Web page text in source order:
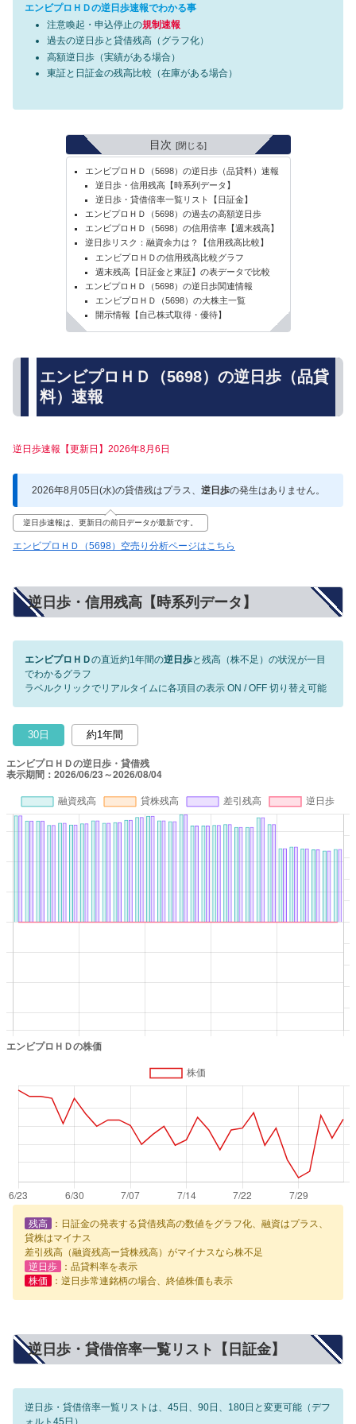
エンビプロＨＤの逆日歩速報でわかる事
注意喚起・申込停止の規制速報
過去の逆日歩と貸借残高（グラフ化）
高額逆日歩（実績がある場合）
東証と日証金の残高比較（在庫がある場合）
目次
エンビプロＨＤ（5698）の逆日歩（品貸料）速報
逆日歩・信用残高【時系列データ】
逆日歩・貸借倍率一覧リスト【日証金】
エンビプロＨＤ（5698）の過去の高額逆日歩
エンビプロＨＤ（5698）の信用倍率【週末残高】
逆日歩リスク：融資余力は？【信用残高比較】
エンビプロＨＤの信用残高比較グラフ
週末残高【日証金と東証】の表データで比較
エンビプロＨＤ（5698）の逆日歩関連情報
エンビプロＨＤ（5698）の大株主一覧
開示情報【自己株式取得・優待】
エンビプロＨＤ（5698）の逆日歩（品貸
料）速報
逆日歩速報【更新日】2026年8月6日
2026年8月05日(水)の貸借残はプラス、 逆日歩の発生はありません。
逆日歩速報は、更新日の前日データが最新です。
エンビプロＨＤ（5698）空売り分析ページはこちら
逆日歩・信用残高【時系列データ】
エンビプロＨＤの直近約1年間の逆日歩と残高（株不足）の状況が一目
でわかるグラフ
ラベルクリックでリアルタイムに各項目の表示 ON / OFF 切り替え可能
30日 約1年間
残高
：日証金の発表する貸借残高の数値をグラフ化、融資はプラス、
貸株はマイナス
差引残高（融資残高ー貸株残高）がマイナスなら株不足
逆日歩
：品貸料率を表示
株価
：逆日歩常連銘柄の場合、終値株価も表示
逆日歩・貸借倍率一覧リスト【日証金】
逆日歩・貸借倍率一覧リストは、45日、90日、180日と変更可能（デフ
ォルト45日）